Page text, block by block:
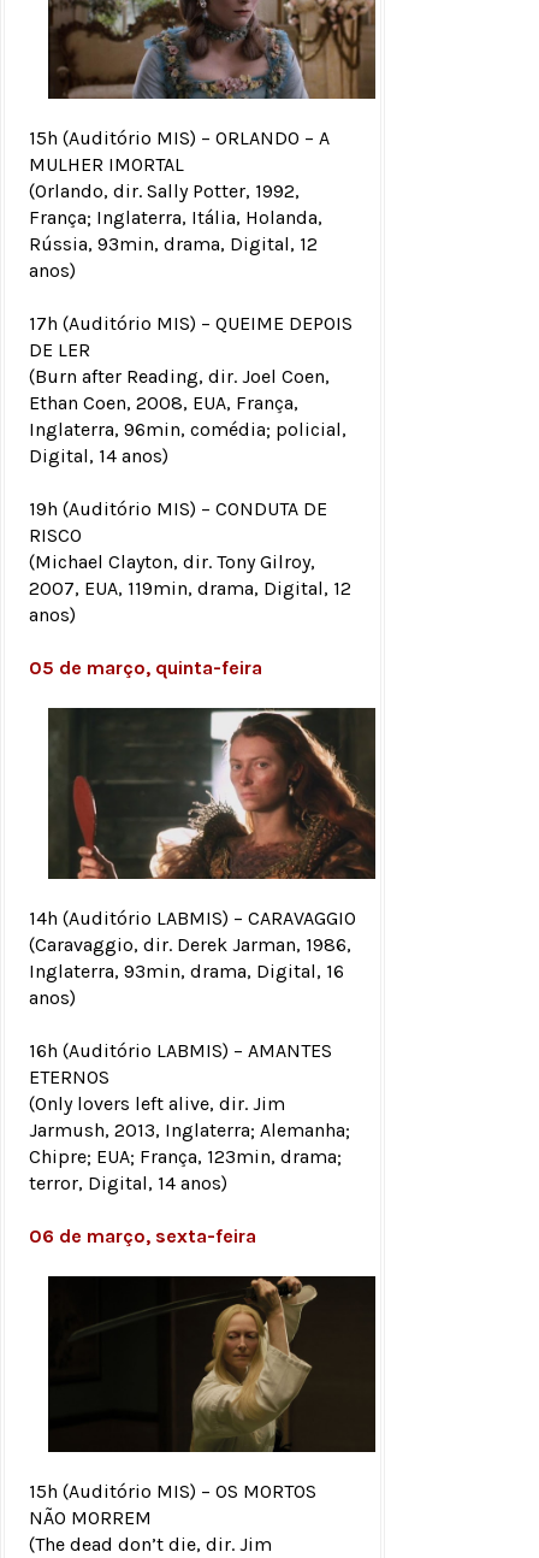
15h (Auditório MIS) – ORLANDO – A
MULHER IMORTAL
(Orlando, dir. Sally Potter, 1992,
França; Inglaterra, Itália, Holanda,
Rússia, 93min, drama, Digital, 12
anos)
17h (Auditório MIS) – QUEIME DEPOIS
DE LER
(Burn after Reading, dir. Joel Coen,
Ethan Coen, 2008, EUA, França,
Inglaterra, 96min, comédia; policial,
Digital, 14 anos)
19h (Auditório MIS) – CONDUTA DE
RISCO
(Michael Clayton, dir. Tony Gilroy,
2007, EUA, 119min, drama, Digital, 12
anos)
05 de março, quinta-feira
14h (Auditório LABMIS) – CARAVAGGIO
(Caravaggio, dir. Derek Jarman, 1986,
Inglaterra, 93min, drama, Digital, 16
anos)
16h (Auditório LABMIS) – AMANTES
ETERNOS
(Only lovers left alive, dir. Jim
Jarmush, 2013, Inglaterra; Alemanha;
Chipre; EUA; França, 123min, drama;
terror, Digital, 14 anos)
06 de março, sexta-feira
15h (Auditório MIS) – OS MORTOS
NÃO MORREM
(The dead don’t die, dir. Jim